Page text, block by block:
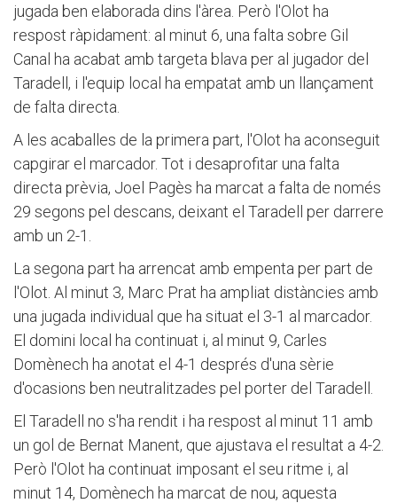
jugada ben elaborada dins l'àrea. Però l'Olot ha
respost ràpidament: al minut 6, una falta sobre Gil
Canal ha acabat amb targeta blava per al jugador del
Taradell, i l'equip local ha empatat amb un llançament
de falta directa.
A les acaballes de la primera part, l'Olot ha aconseguit
capgirar el marcador. Tot i desaprofitar una falta
directa prèvia, Joel Pagès ha marcat a falta de només
29 segons pel descans, deixant el Taradell per darrere
amb un 2-1.
La segona part ha arrencat amb empenta per part de
l'Olot. Al minut 3, Marc Prat ha ampliat distàncies amb
una jugada individual que ha situat el 3-1 al marcador.
El domini local ha continuat i, al minut 9, Carles
Domènech ha anotat el 4-1 després d'una sèrie
d'ocasions ben neutralitzades pel porter del Taradell.
El Taradell no s'ha rendit i ha respost al minut 11 amb
un gol de Bernat Manent, que ajustava el resultat a 4-2.
Però l'Olot ha continuat imposant el seu ritme i, al
minut 14, Domènech ha marcat de nou, aquesta